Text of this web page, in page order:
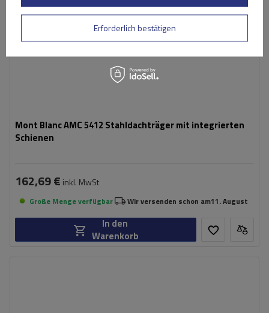
Mont Blanc AMC 5412 Stahldachträger mit integrierten
Schienen
162,69 € inkl. MwSt
Große Menge verfügbar Wir versenden schon am11. August
In den
Warenkorb
Erforderlich bestätigen